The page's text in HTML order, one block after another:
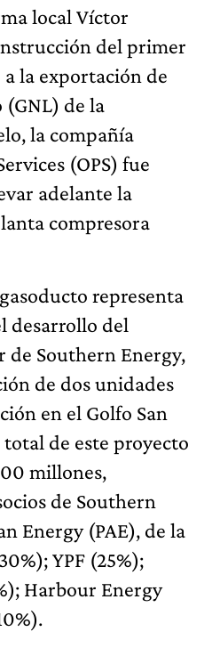
local Víctor
del primer
la exportación de
(GNL) de la
la compañía
(OPS) fue
adelante la
compresora
representa
desarrollo del
de Southern Energy,
de dos unidades
en el Golfo San
de este proyecto
millones,
de Southern
Energy (PAE), de la
YPF (25%);
Harbour Energy